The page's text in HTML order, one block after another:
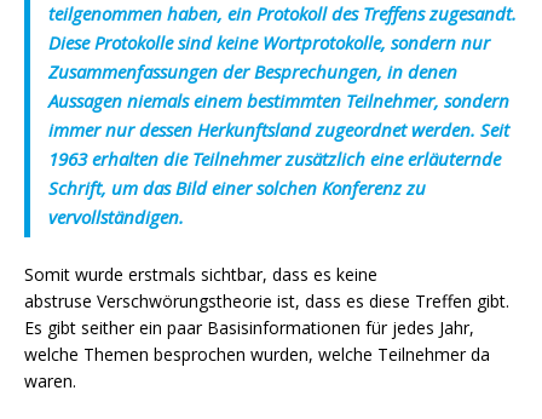
teilgenommen haben, ein Protokoll des Treffens zugesandt.
Diese Protokolle sind keine Wortprotokolle, sondern nur
Zusammenfassungen der Besprechungen, in denen
Aussagen niemals einem bestimmten Teilnehmer, sondern
immer nur dessen Herkunftsland zugeordnet werden. Seit
1963 erhalten die Teilnehmer zusätzlich eine erläuternde
Schrift, um das Bild einer solchen Konferenz zu
vervollständigen.
Somit wurde erstmals sichtbar, dass es keine
abstruse Verschwörungstheorie ist, dass es diese Treffen gibt.
Es gibt seither ein paar Basisinformationen für jedes Jahr,
welche Themen besprochen wurden, welche Teilnehmer da
waren.